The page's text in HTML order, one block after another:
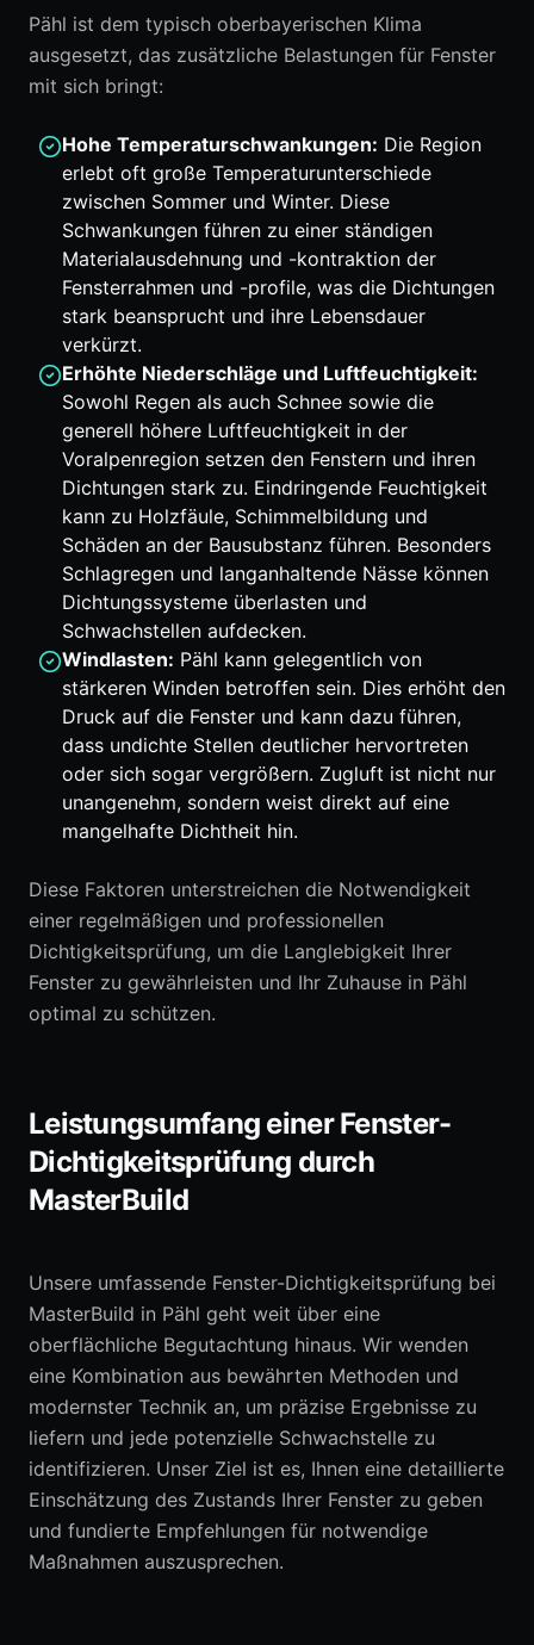
Pähl ist dem typisch oberbayerischen Klima
ausgesetzt, das zusätzliche Belastungen für Fenster
mit sich bringt:
Hohe Temperaturschwankungen: Die Region
erlebt oft große Temperaturunterschiede
zwischen Sommer und Winter. Diese
Schwankungen führen zu einer ständigen
Materialausdehnung und -kontraktion der
Fensterrahmen und -profile, was die Dichtungen
stark beansprucht und ihre Lebensdauer
verkürzt.
Erhöhte Niederschläge und Luftfeuchtigkeit:
Sowohl Regen als auch Schnee sowie die
generell höhere Luftfeuchtigkeit in der
Voralpenregion setzen den Fenstern und ihren
Dichtungen stark zu. Eindringende Feuchtigkeit
kann zu Holzfäule, Schimmelbildung und
Schäden an der Bausubstanz führen. Besonders
Schlagregen und langanhaltende Nässe können
Dichtungssysteme überlasten und
Schwachstellen aufdecken.
Windlasten: Pähl kann gelegentlich von
stärkeren Winden betroffen sein. Dies erhöht den
Druck auf die Fenster und kann dazu führen,
dass undichte Stellen deutlicher hervortreten
oder sich sogar vergrößern. Zugluft ist nicht nur
unangenehm, sondern weist direkt auf eine
mangelhafte Dichtheit hin.
Diese Faktoren unterstreichen die Notwendigkeit
einer regelmäßigen und professionellen
Dichtigkeitsprüfung, um die Langlebigkeit Ihrer
Fenster zu gewährleisten und Ihr Zuhause in Pähl
optimal zu schützen.
Leistungsumfang einer Fenster-
Dichtigkeitsprüfung durch
MasterBuild
Unsere umfassende Fenster-Dichtigkeitsprüfung bei
MasterBuild in Pähl geht weit über eine
oberflächliche Begutachtung hinaus. Wir wenden
eine Kombination aus bewährten Methoden und
modernster Technik an, um präzise Ergebnisse zu
liefern und jede potenzielle Schwachstelle zu
identifizieren. Unser Ziel ist es, Ihnen eine detaillierte
Einschätzung des Zustands Ihrer Fenster zu geben
und fundierte Empfehlungen für notwendige
Maßnahmen auszusprechen.